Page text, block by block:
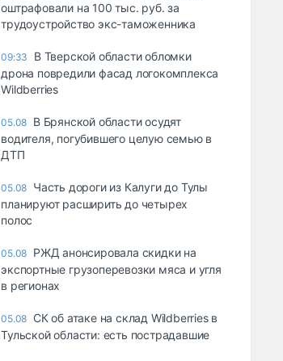
оштрафовали на 100 тыс. руб. за
трудоустройство экс-таможенника
09:33
В Тверской области обломки
дрона повредили фасад логокомплекса
Wildberries
05.08 В Брянской области осудят
водителя, погубившего целую семью в
ДТП
05.08 Часть дороги из Калуги до Тулы
планируют расширить до четырех
полос
05.08 РЖД анонсировала скидки на
экспортные грузоперевозки мяса и угля
в регионах
05.08 СК об атаке на склад Wildberries в
Тульской области: есть пострадавшие